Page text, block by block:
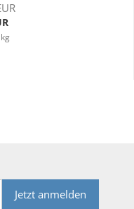
Jetzt anmelden